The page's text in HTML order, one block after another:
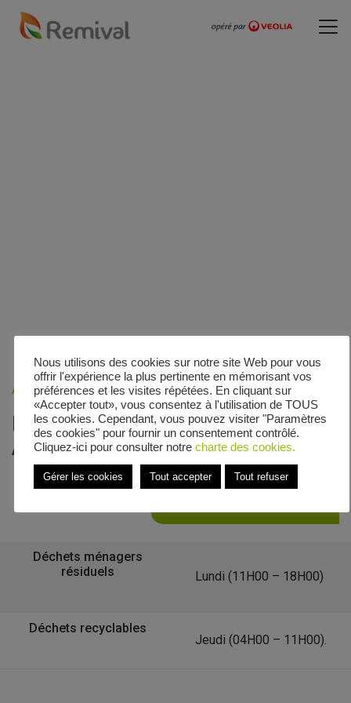
Accueil»Veolia - Zones de collecte»Rue Alexandre Joly
Le calendrier de collecte de Rue
Alexandre Joly
Déchets ménagers
résiduels
Lundi (11H00 – 18H00)
Déchets recyclables
Jeudi (04H00 – 11H00).
Nous utilisons des cookies sur notre site Web pour vous
offrir l'expérience la plus pertinente en mémorisant vos
préférences et les visites répétées. En cliquant sur
«Accepter tout», vous consentez à l'utilisation de TOUS
les cookies. Cependant, vous pouvez visiter "Paramètres
des cookies" pour fournir un consentement contrôlé.
Cliquez-ici pour consulter notre charte des cookies.
Gérer les cookies Tout accepter Tout refuser